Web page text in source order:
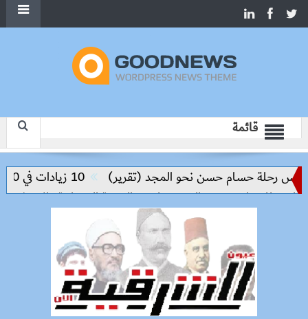
قائمة
رحلة حسام حسن نحو المجد (تقرير)
10 زيادات في 10 سنوات.. هل حان الوقت لرفع دعم البنزين نهائيا؟
للمنيا ويوسف الصديق لدعم التنمية العمرانية والاستثمار